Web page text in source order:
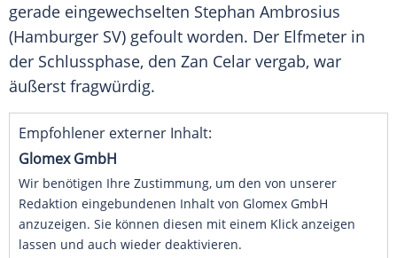
gerade eingewechselten Stephan Ambrosius
(Hamburger SV) gefoult worden. Der Elfmeter in
der Schlussphase, den Zan Celar vergab, war
äußerst fragwürdig.
Empfohlener externer Inhalt:
Glomex GmbH
Wir benötigen Ihre Zustimmung, um den von unserer
Redaktion eingebundenen Inhalt von Glomex GmbH
anzuzeigen. Sie können diesen mit einem Klick anzeigen
lassen und auch wieder deaktivieren.